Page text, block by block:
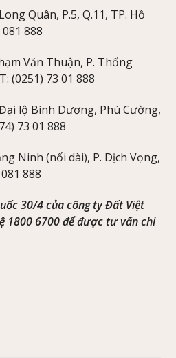
Quân, P.5, Q.11, TP. Hồ
888
Văn Thuận, P. Thống
(0251) 73 01 888
lộ Bình Dương, Phú Cường,
73 01 888
Ninh (nối dài), P. Dịch Vọng,
888
30/4của công ty Đất Việt
1800 6700 để được tư vấn chi